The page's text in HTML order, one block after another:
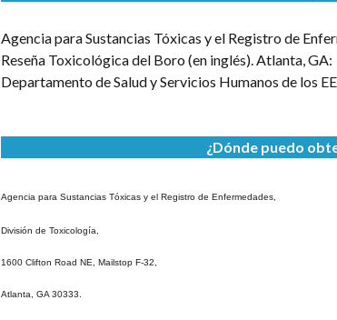
Agencia para Sustancias Tóxicas y el Registro de
Reseña Toxicológica del Boro (en inglés). Atlanta, GA:
Departamento de Salud y Servicios Humanos de los
¿Dónde puedo
Agencia para Sustancias Tóxicas y el Registro de Enfermedades,
División de Toxicología,
1600 Clifton Road NE, Mailstop F-32,
Atlanta, GA 30333.